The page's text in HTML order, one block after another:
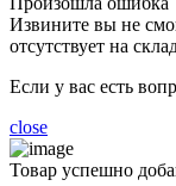
Извините вы не
отсутствует на
Если у вас есть
close
Товар успешно